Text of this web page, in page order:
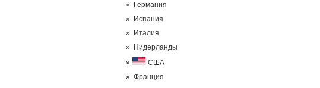
Германия
Испания
Италия
Нидерланды
США
Франция